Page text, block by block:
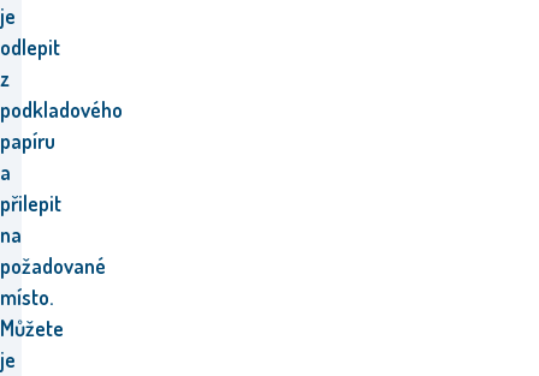
je
odlepit
z
podkladového
papíru
a
přilepit
na
požadované
místo.
Můžete
je